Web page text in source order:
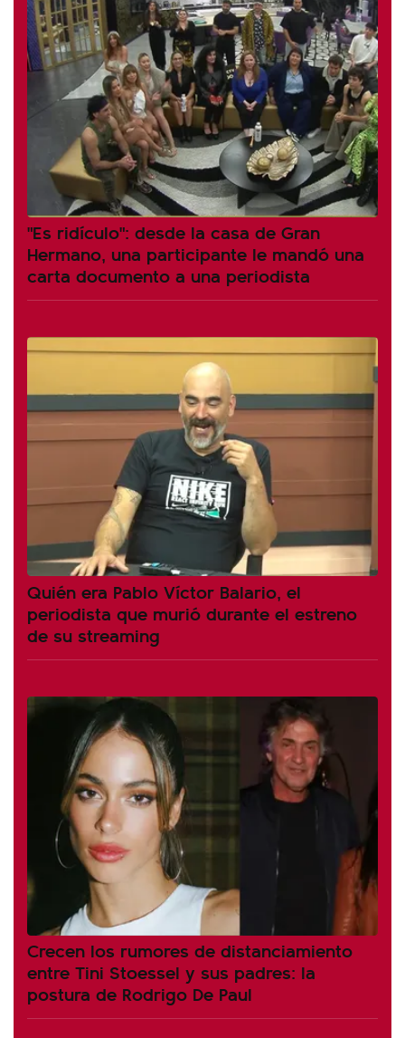
"Es ridículo": desde la casa de Gran
Hermano, una participante le mandó una
carta documento a una periodista
Quién era Pablo Víctor Balario, el
periodista que murió durante el estreno
de su streaming
Crecen los rumores de distanciamiento
entre Tini Stoessel y sus padres: la
postura de Rodrigo De Paul